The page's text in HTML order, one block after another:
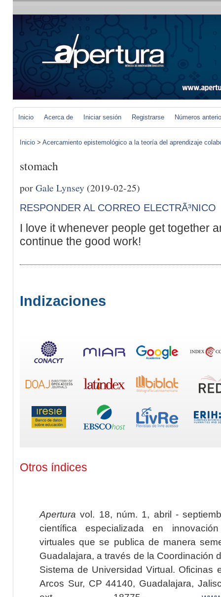
Inicio Acerca de Iniciar sesión Registrarse Números
Inicio > Acercamiento epistemológico a la teoría del aprendizaje
stomach
porGale Lynsey (2019-02-25)
RESPONDER AL CORREO ELECTRÃ³NICO
I love it whenever people get together
continue the good work!
Indizaciones
Otros índices
Apertura vol. 18, núm. 1, abril -
científica especializada en
virtuales que se publica de manera
Guadalajara, a través de la Coordinación
Sistema de Universidad Virtual. Oficinas
Arcos Sur, CP 44140, Guadalajara,